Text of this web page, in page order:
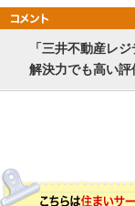
「三井不動産レ
解決力でも高い評